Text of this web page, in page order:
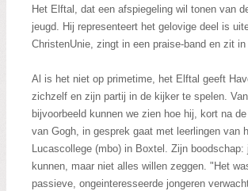
Het Elftal, dat een afspiegeling wil tonen van
jeugd. Hij representeert het gelovige deel is
ChristenUnie, zingt in een praise-band en zit
Al is het niet op primetime, het Elftal geeft
zichzelf en zijn partij in de kijker te spelen.
bijvoorbeeld kunnen we zien hoe hij, kort na
van Gogh, in gesprek gaat met leerlingen van
Lucascollege (mbo) in Boxtel. Zijn boodschap:
kunnen, maar niet alles willen zeggen. "Het
passieve, ongeinteresseerde jongeren